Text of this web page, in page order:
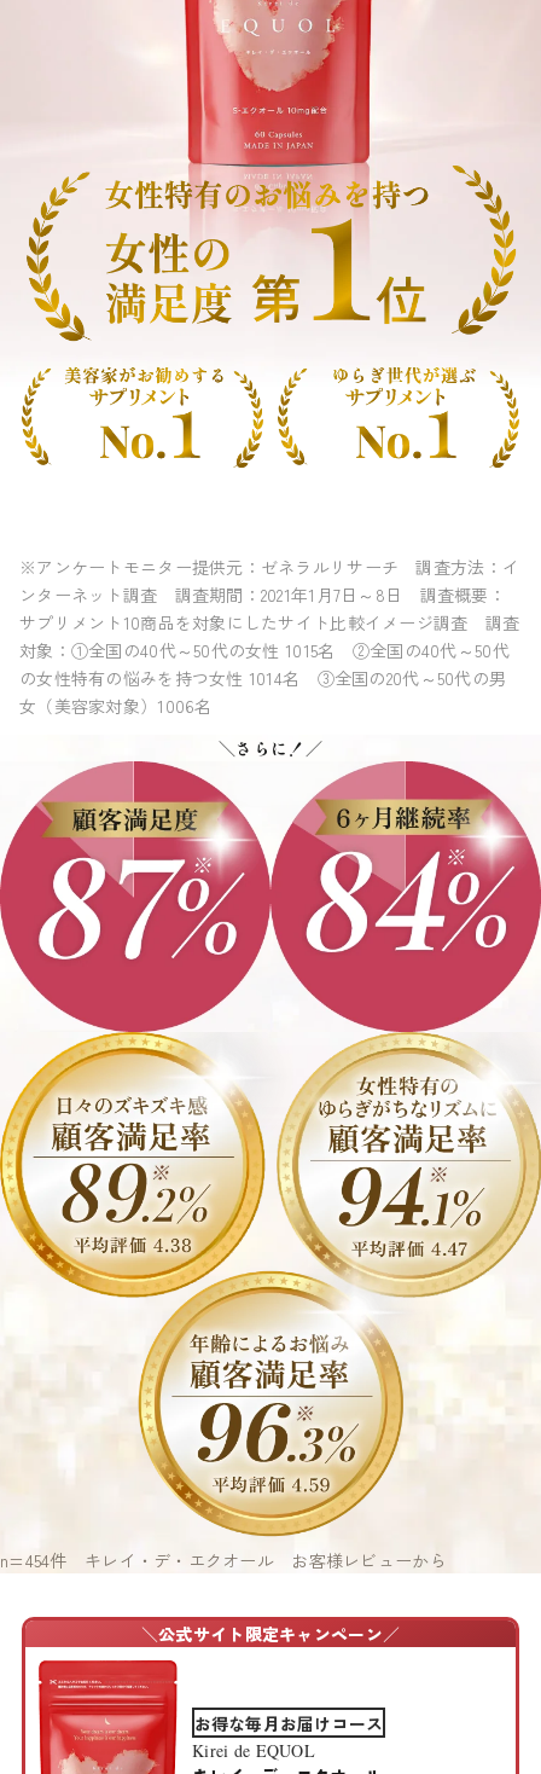
※アンケートモニター提供元：ゼネラルリサーチ 調査方法：イ
ンターネット調査 調査期間：2021年1月7日～8日 調査概要：
サプリメント10商品を対象にしたサイト比較イメージ調査 調査
対象：①全国の40代～50代の女性 1015名 ②全国の40代～50代
の女性特有の悩みを持つ女性 1014名 ③全国の20代～50代の男
女（美容家対象）1006名
＼さらに！ ／
n=454件 キレイ・デ・エクオール お客様レビューから
＼公式サイト限定キャンペーン／
お得な毎月お届けコース
Kirei de EQUOL